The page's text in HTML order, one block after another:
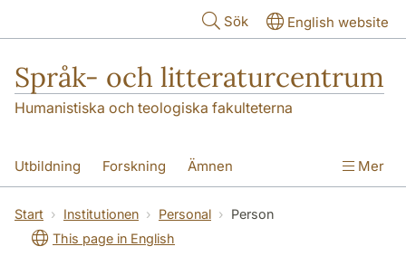
Sök English website
Språk- och litteraturcentrum
Humanistiska och teologiska fakulteterna
Utbildning Forskning Ämnen
SOL-husen Kontakt Institutionen
översättning till svenska
Mer
Start Institutionen Personal
Person
This page in English